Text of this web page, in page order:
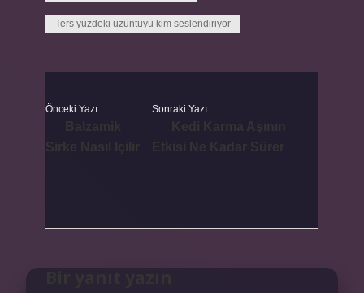
Ters yüzdeki üzüntüyü kim seslendiriyor
Önceki Yazı Sonraki Yazı